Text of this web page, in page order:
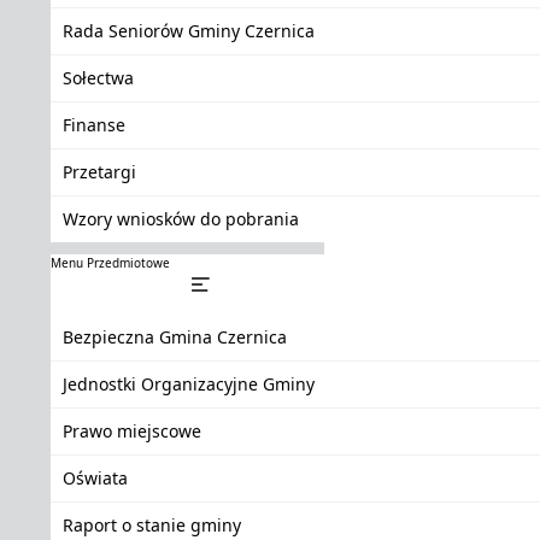
Rada Seniorów Gminy Czernica
Sołectwa
Finanse
Przetargi
Wzory wniosków do pobrania
Menu Przedmiotowe
Bezpieczna Gmina Czernica
Jednostki Organizacyjne Gminy
Prawo miejscowe
Oświata
Raport o stanie gminy